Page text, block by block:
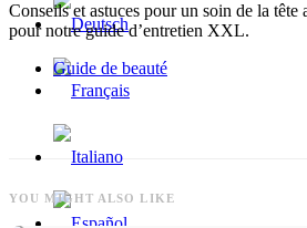
Conseils et astuces pour un soin de la
pour notre guide d’entretien XXL.
Guide de beauté
YOU MIGHT ALSO LIKE